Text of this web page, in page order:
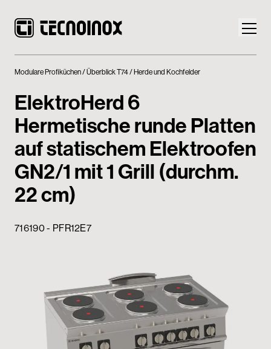
Produkte
Die Welt von Tecnoinox
News
Download
Passwortgeschützter Bereich
Modulare Profiküchen Überblick T74 Herde und Kochfelder
ElektroHerd 6
Hermetische runde Platten
auf statischem Elektroofen
GN2/1 mit 1 Grill (durchm.
22 cm)
716190 - PFR12E7